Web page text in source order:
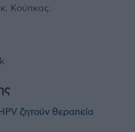
Κούπκας.
ζητούν θεραπεία